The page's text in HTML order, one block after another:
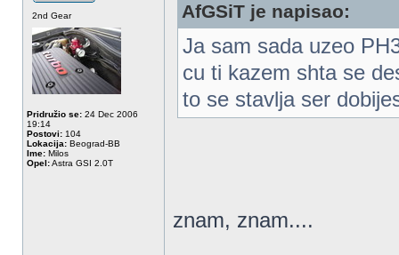
2nd Gear
Pridružio se: 24 Dec 2006
19:14
Postovi: 104
Lokacija: Beograd-BB
Ime: Milos
Opel:Astra GSI 2.0T
AfGSiT je napisao:
Ja sam sada uzeo
cu ti kazem shta se
to se stavlja ser
znam, znam....